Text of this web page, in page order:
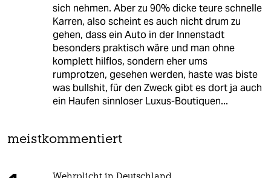
sich nehmen. Aber zu 90% dicke teure schnelle
Karren, also scheint es auch nicht drum zu
gehen, dass ein Auto in der Innenstadt
besonders praktisch wäre und man ohne
komplett hilflos, sondern eher ums
rumprotzen, gesehen werden, haste was biste
was bullshit, für den Zweck gibt es dort ja auch
ein Haufen sinnloser Luxus-Boutiquen...
meistkommentiert